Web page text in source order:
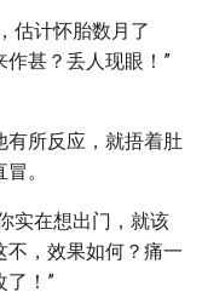
估计怀胎数月了
甚？丢人现眼！”
所反应，就捂着肚
。
实在想出门，就该
，效果如何？痛一
了！”